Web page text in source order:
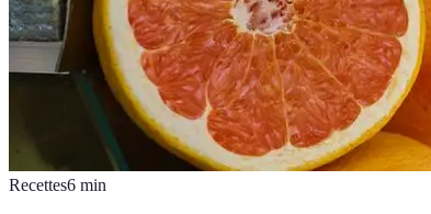
Recettes6 min